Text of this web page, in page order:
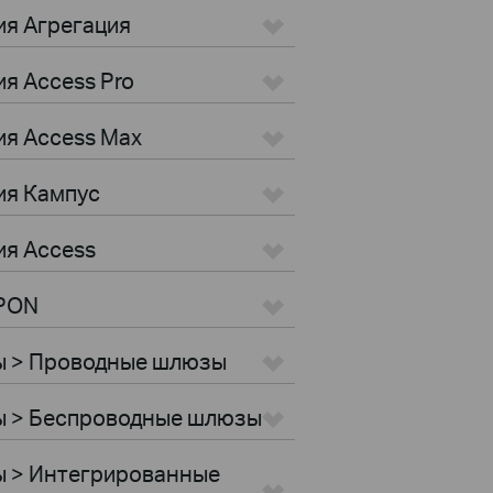
Агрегация
Access Pro
Access Max
Кампус
Access
> Проводные шлюзы
> Беспроводные шлюзы
> Интегрированные